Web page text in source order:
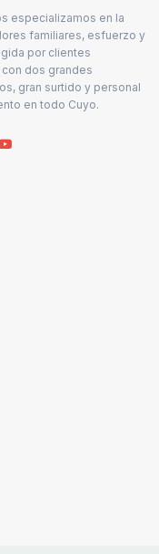
especializamos en la
familiares, esfuerzo y
por clientes
dos grandes
gran surtido y personal
en todo Cuyo.